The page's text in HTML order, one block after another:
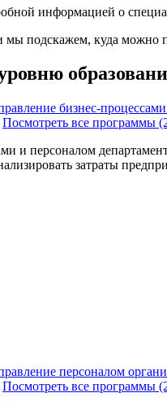
информацией о
мы подскажем, куда можно
бизнес-
Посмотреть все программы
и персоналом
затраты
персоналом
Посмотреть все программы